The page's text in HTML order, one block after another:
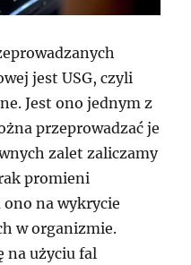
jest USG, czyli
Jest ono jednym z
przeprowadzać je
zalet zaliczamy
promieni
na wykrycie
w organizmie.
na użyciu fal